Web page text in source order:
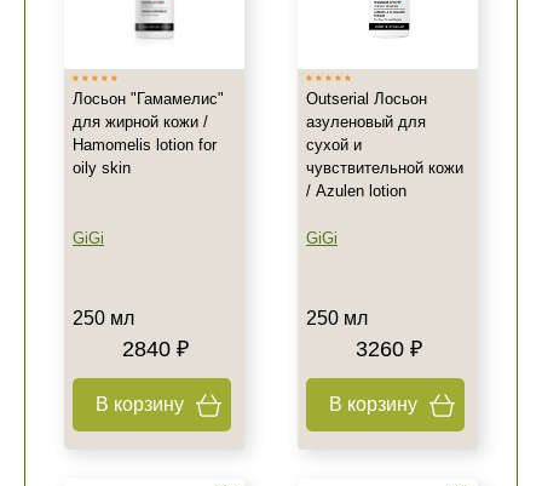
Лосьон "Гамамелис"
для жирной кожи /
Hamomelis lotion for
oily skin
GiGi
250 мл
2840 ₽
В корзину
Outserial Лосьон
азуленовый для
сухой и
чувствительной кожи
/ Azulen lotion
GiGi
250 мл
3260 ₽
В корзину